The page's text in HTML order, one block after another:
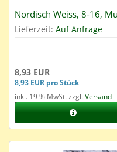
Nordisch Weiss, 8-16,
Lieferzeit: Auf Anfrage
8,93 EUR
8,93 EUR pro Stück
inkl. 19 % MwSt. zzgl.Versand